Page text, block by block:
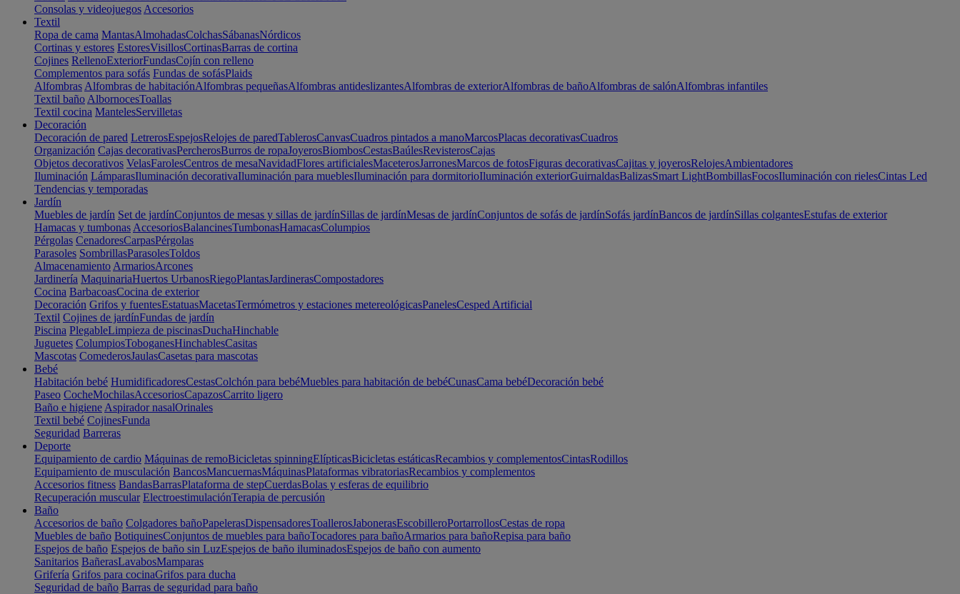
Consolas y videojuegos Accesorios
Textil
Ropa de cama MantasAlmohadasColchasSábanasNórdicos
Cortinas y estores EstoresVisillosCortinasBarras de cortina
Cojines RellenoExteriorFundasCojín con relleno
Complementos para sofás Fundas de sofásPlaids
Alfombras Alfombras de habitaciónAlfombras pequeñasAlfombras antideslizantesAlfombras de exteriorAlfombras de bañoAlfombras de salónAlfombras infantiles
Textil baño AlbornocesToallas
Textil cocina MantelesServilletas
Decoración
Decoración de pared LetrerosEspejosRelojes de paredTablerosCanvasCuadros pintados a manoMarcosPlacas decorativasCuadros
Organización Cajas decorativasPercherosBurros de ropaJoyerosBiombosCestasBaúlesRevisterosCajas
Objetos decorativos VelasFarolesCentros de mesaNavidadFlores artificialesMaceterosJarronesMarcos de fotosFiguras decorativasCajitas y joyerosRelojesAmbientadores
Iluminación LámparasIluminación decorativaIluminación para mueblesIluminación para dormitorioIluminación exteriorGuirnaldasBalizasSmart LightBombillasFocosIluminación con rielesCintas Led
Tendencias y temporadas
Jardín
Muebles de jardín Set de jardínConjuntos de mesas y sillas de jardínSillas de jardínMesas de jardínConjuntos de sofás de jardínSofás jardínBancos de jardínSillas colgantesEstufas de exterior
Hamacas y tumbonas AccesoriosBalancinesTumbonasHamacasColumpios
Pérgolas CenadoresCarpasPérgolas
Parasoles SombrillasParasolesToldos
Almacenamiento ArmariosArcones
Jardinería MaquinariaHuertos UrbanosRiegoPlantasJardinerasCompostadores
Cocina BarbacoasCocina de exterior
Decoración Grifos y fuentesEstatuasMacetasTermómetros y estaciones metereológicasPanelesCesped Artificial
Textil Cojines de jardínFundas de jardín
Piscina PlegableLimpieza de piscinasDuchaHinchable
Juguetes ColumpiosToboganesHinchablesCasitas
Mascotas ComederosJaulasCasetas para mascotas
Bebé
Habitación bebé HumidificadoresCestasColchón para bebéMuebles para habitación de bebéCunasCama bebéDecoración bebé
Paseo CocheMochilasAccesoriosCapazosCarrito ligero
Baño e higiene Aspirador nasalOrinales
Textil bebé CojinesFunda
Seguridad Barreras
Deporte
Equipamiento de cardio Máquinas de remoBicicletas spinningElípticasBicicletas estáticasRecambios y complementosCintasRodillos
Equipamiento de musculación BancosMancuernasMáquinasPlataformas vibratoriasRecambios y complementos
Accesorios fitness BandasBarrasPlataforma de stepCuerdasBolas y esferas de equilibrio
Recuperación muscular ElectroestimulaciónTerapia de percusión
Baño
Accesorios de baño Colgadores bañoPapelerasDispensadoresToallerosJabonerasEscobilleroPortarrollosCestas de ropa
Muebles de baño BotiquinesConjuntos de muebles para bañoTocadores para bañoArmarios para bañoRepisa para baño
Espejos de baño Espejos de baño sin LuzEspejos de baño iluminadosEspejos de baño con aumento
Sanitarios BañerasLavabosMamparas
Grifería Grifos para cocinaGrifos para ducha
Seguridad de baño Barras de seguridad para baño